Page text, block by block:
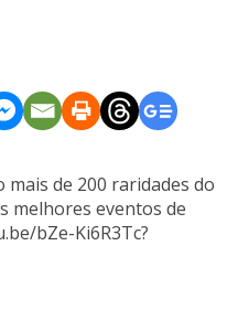
de 200 raridades do
melhores eventos de
bZe-Ki6R3Tc?